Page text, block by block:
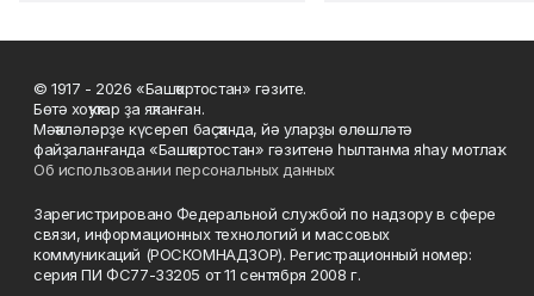
© 1917 - 2026 «Башҡортостан» гәзите.
Бөтә хоҡуҡтар ҙа яҡланған.
Мәҡәләләрҙе күсереп баҫҡанда, йә уларҙы өлөшләтә
файҙаланғанда «Башҡортостан» гәзитенә һылтанма яһау мотлаҡ.
Об использовании персональных данных
Зарегистрировано Федеральной службой по надзору в сфере
связи, информационных технологий и массовых
коммуникаций (РОСКОМНАДЗОР). Регистрационный номер:
серия ПИ ФС77-33205 от 11 сентября 2008 г.